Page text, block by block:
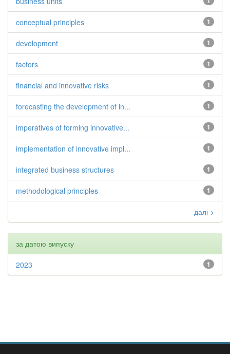
1
conceptual principles
1
development
1
factors
1
financial and innovative risks
1
forecasting the development of in...
1
imperatives of forming innovative...
1
implementation of innovative impl...
1
integrated business structures
1
methodological principles
далі >
за датою випуску
1
2023